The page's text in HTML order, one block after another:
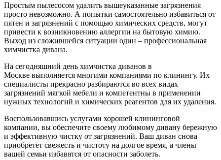
Простым пылесосом удалить вышеуказанные загрязнения
просто невозможно. А попытки самостоятельно избавиться от
пятен и загрязнений с помощью химических средств, могут
привести к возникновению аллергии на бытовую химию.
Выход из сложившейся ситуации один – профессиональная
химчистка дивана.
На сегодняшний день химчистка диванов в
Москве выполняется многими компаниями по клинингу. Их
специалисты прекрасно разбираются во всех видах
загрязнений мягкой мебели и компетентны в применении
нужных технологий и химических реагентов для их удаления.
Воспользовавшись услугами хорошей клининговой
компании, вы обеспечите своему любимому дивану бережную
и эффективную чистку от загрязнений. Ваш диван снова
приобретет свежесть и чистоту на долгое время, а члены
вашей семьи избавятся от опасности заболеть.